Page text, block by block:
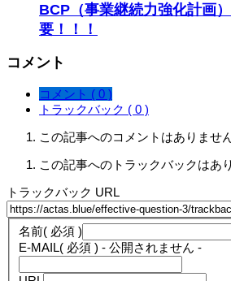
BCP（事業継続力強化計画
要！！！
コメント
コメント ( 0 )
トラックバック ( 0 )
この記事へのコメントはありません
この記事へのトラックバックはあ
トラックバック URL
名前( 必須 )
E-MAIL( 必須 ) - 公開されません -